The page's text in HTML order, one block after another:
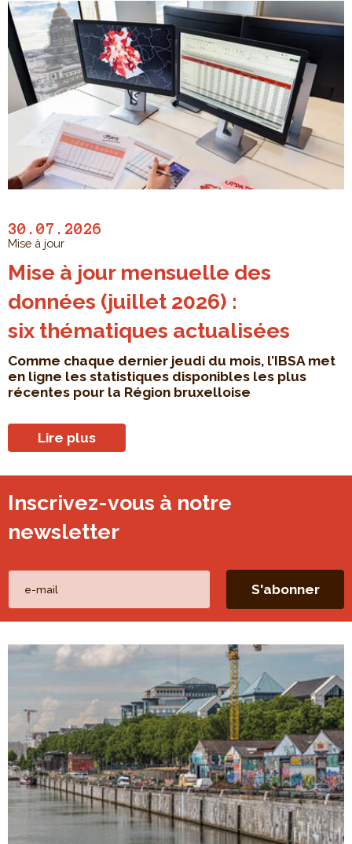
Inscrivez-vous à notre
newsletter
30.07.2026
Mise à jour
Mise à jour mensuelle des
données (juillet 2026) :
six thématiques actualisées
Comme chaque dernier jeudi du mois, l’IBSA met
en ligne les statistiques disponibles les plus
récentes pour la Région bruxelloise
Lire plus